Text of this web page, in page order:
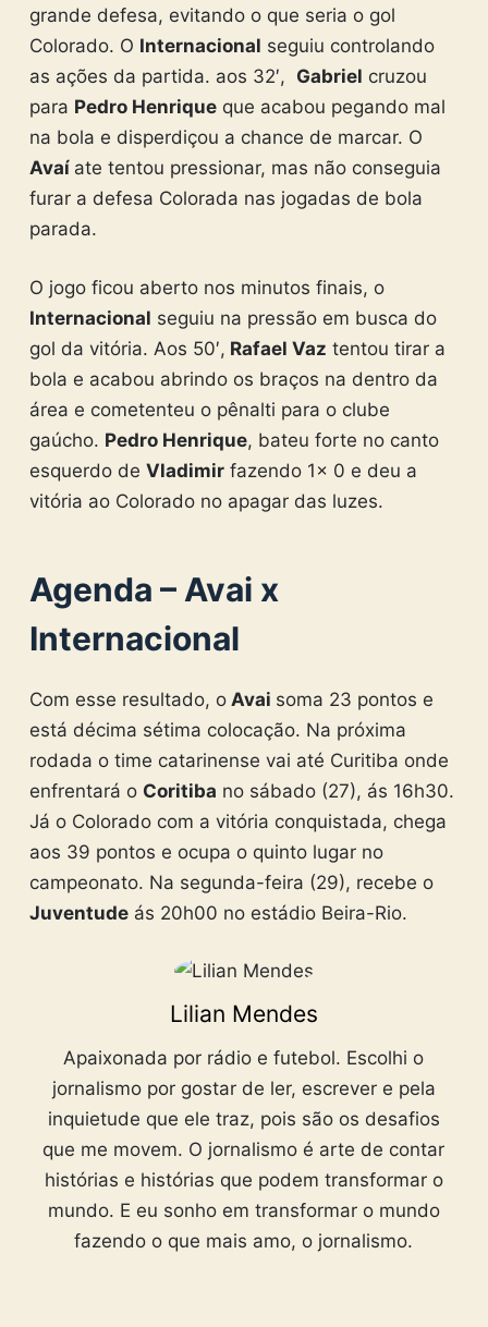
grande defesa, evitando o que seria o gol
Colorado. O Internacional seguiu controlando
as ações da partida. aos 32′, Gabriel cruzou
para Pedro Henriqueque acabou pegando mal
na bola e disperdiçou a chance de marcar. O
Avaí ate tentou pressionar, mas não conseguia
furar a defesa Colorada nas jogadas de bola
parada.
O jogo ficou aberto nos minutos finais, o
Internacional seguiu na pressão em busca do
gol da vitória. Aos 50′, Rafael Vaz tentou tirar a
bola e acabou abrindo os braços na dentro da
área e cometenteu o pênalti para o clube
gaúcho. Pedro Henrique, bateu forte no canto
esquerdo de Vladimirfazendo 1x 0 e deu a
vitória ao Colorado no apagar das luzes.
Agenda – Avai x
Internacional
Com esse resultado, oAvai soma 23 pontos e
está décima sétima colocação. Na próxima
rodada o time catarinense vai até Curitiba onde
enfrentará o Coritiba no sábado (27), ás 16h30.
Já o Colorado com a vitória conquistada, chega
aos 39 pontos e ocupa o quinto lugar no
campeonato. Na segunda-feira (29), recebe o
Juventudeás 20h00 no estádio Beira-Rio.
Lilian Mendes
Apaixonada por rádio e futebol. Escolhi o
jornalismo por gostar de ler, escrever e pela
inquietude que ele traz, pois são os desafios
que me movem. O jornalismo é arte de contar
histórias e histórias que podem transformar o
mundo. E eu sonho em transformar o mundo
fazendo o que mais amo, o jornalismo.